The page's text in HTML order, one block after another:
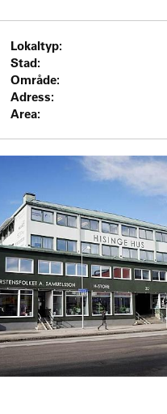
Lokaltyp:
Stad:
Område:
Adress:
Area: